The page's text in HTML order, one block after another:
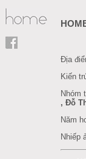
Địa
Kiến
Nhóm
, Đỗ
Năm
Nhiếp